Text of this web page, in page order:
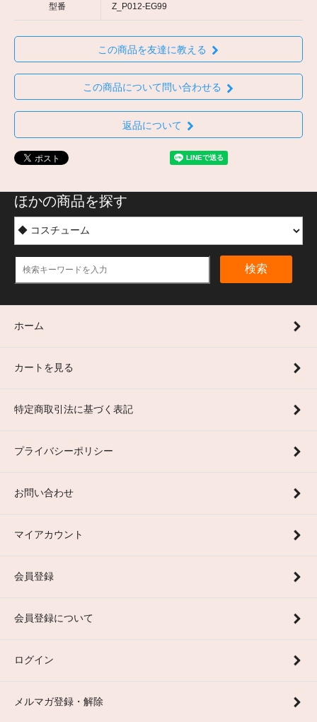
型番 Z_P012-EG99
この商品を友達に教える
この商品について問い合わせる
返品について
ほかの商品を探す
検索
ホーム
カートを見る
特定商取引法に基づく表記
プライバシーポリシー
お問い合わせ
マイアカウント
会員登録
会員登録について
ログイン
メルマガ登録・解除